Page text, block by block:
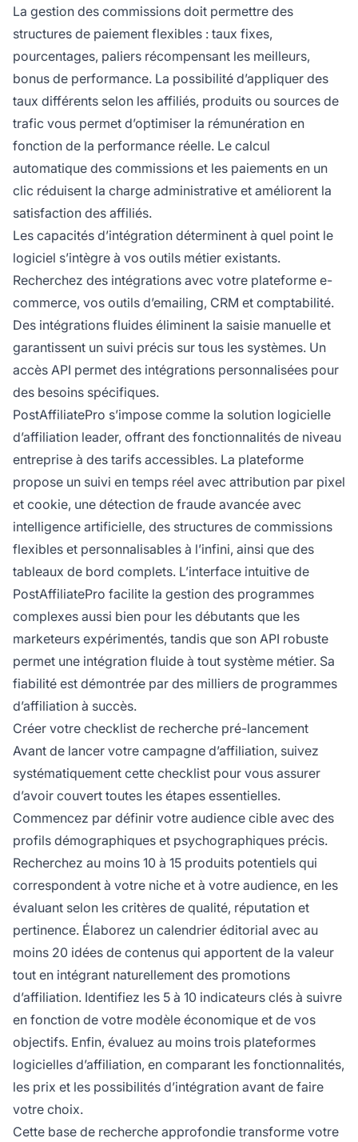
La gestion des commissions doit permettre des
structures de paiement flexibles : taux fixes,
pourcentages, paliers récompensant les meilleurs,
bonus de performance. La possibilité d’appliquer des
taux différents selon les affiliés, produits ou sources de
trafic vous permet d’optimiser la rémunération en
fonction de la performance réelle. Le calcul
automatique des commissions et les paiements en un
clic réduisent la charge administrative et améliorent la
satisfaction des affiliés.
Les capacités d’intégration déterminent à quel point le
logiciel s’intègre à vos outils métier existants.
Recherchez des intégrations avec votre plateforme e-
commerce, vos outils d’emailing, CRM et comptabilité.
Des intégrations fluides éliminent la saisie manuelle et
garantissent un suivi précis sur tous les systèmes. Un
accès API permet des intégrations personnalisées pour
des besoins spécifiques.
PostAffiliatePro s’impose comme la solution logicielle
d’affiliation leader, offrant des fonctionnalités de niveau
entreprise à des tarifs accessibles. La plateforme
propose un suivi en temps réel avec attribution par pixel
et cookie, une détection de fraude avancée avec
intelligence artificielle, des structures de commissions
flexibles et personnalisables à l’infini, ainsi que des
tableaux de bord complets. L’interface intuitive de
PostAffiliatePro facilite la gestion des programmes
complexes aussi bien pour les débutants que les
marketeurs expérimentés, tandis que son API robuste
permet une intégration fluide à tout système métier. Sa
fiabilité est démontrée par des milliers de programmes
d’affiliation à succès.
Créer votre checklist de recherche pré-lancement
Avant de lancer votre campagne d’affiliation, suivez
systématiquement cette checklist pour vous assurer
d’avoir couvert toutes les étapes essentielles.
Commencez par définir votre audience cible avec des
profils démographiques et psychographiques précis.
Recherchez au moins 10 à 15 produits potentiels qui
correspondent à votre niche et à votre audience, en les
évaluant selon les critères de qualité, réputation et
pertinence. Élaborez un calendrier éditorial avec au
moins 20 idées de contenus qui apportent de la valeur
tout en intégrant naturellement des promotions
d’affiliation. Identifiez les 5 à 10 indicateurs clés à suivre
en fonction de votre modèle économique et de vos
objectifs. Enfin, évaluez au moins trois plateformes
logicielles d’affiliation, en comparant les fonctionnalités,
les prix et les possibilités d’intégration avant de faire
votre choix.
Cette base de recherche approfondie transforme votre